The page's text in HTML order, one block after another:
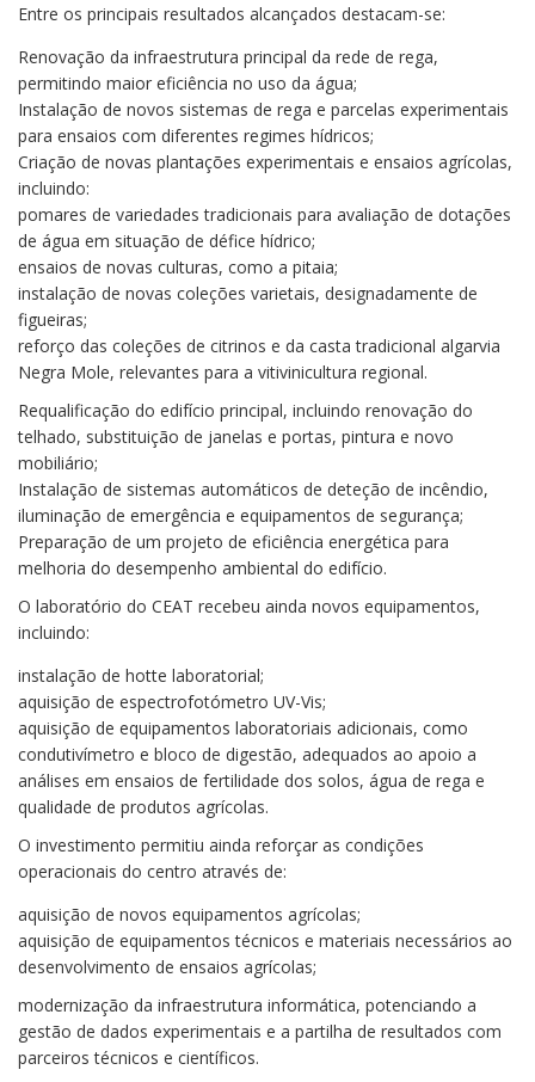
​Entre os principais resultados alcançados destacam-se:
Renovação da infraestrutura principal da rede de rega,
permitindo maior eficiência no uso da água;
Instalação de novos sistemas de rega e parcelas experimentais
para ensaios com diferentes regimes hídricos;
Criação de novas plantações experimentais e ensaios agrícolas,
incluindo:
pomares de variedades tradicionais para avaliação de dotações
de água em situação de défice hídrico;
ensaios de novas culturas, como a pitaia;
instalação de novas coleções varietais, designadamente de
figueiras;
reforço das coleções de citrinos e da casta tradicional algarvia
Negra Mole, relevantes para a vitivinicultura regional.
Requalificação do edifício principal, incluindo renovação do
telhado, substituição de janelas e portas, pintura e novo
mobiliário;
Instalação de sistemas automáticos de deteção de incêndio,
iluminação de emergência e equipamentos de segurança;
Preparação de um projeto de eficiência energética para
melhoria do desempenho ambiental do edifício.
O laboratório do CEAT recebeu ainda novos equipamentos,
incluindo:
instalação de hotte laboratorial;
aquisição de espectrofotómetro UV-Vis;
aquisição de equipamentos laboratoriais adicionais, como
condutivímetro e bloco de digestão, adequados ao apoio a
análises em ensaios de fertilidade dos solos, água de rega e
qualidade de produtos agrícolas.
O investimento permitiu ainda reforçar as condições
operacionais do centro através de:
aquisição de novos equipamentos agrícolas;
aquisição de equipamentos técnicos e materiais necessários ao
desenvolvimento de ensaios agrícolas;
modernização da infraestrutura informática, potenciando a
gestão de dados experimentais e a partilha de resultados com
parceiros técnicos e científicos.